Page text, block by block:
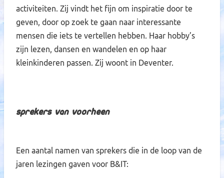
activiteiten. Zij vindt het fijn om inspiratie door te
geven, door op zoek te gaan naar interessante
mensen die iets te vertellen hebben. Haar hobby’s
zijn lezen, dansen en wandelen en op haar
kleinkinderen passen. Zij woont in Deventer.
Sprekers van voorheen
Een aantal namen van sprekers die in de loop van de
jaren lezingen gaven voor B&IT: